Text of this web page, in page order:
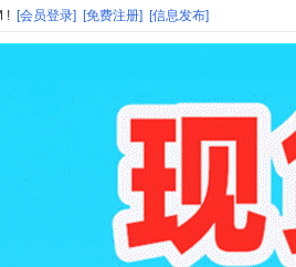
! [会员登录] [免费注册] [信息发布]